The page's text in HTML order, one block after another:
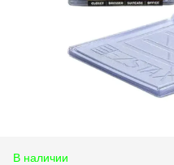
В наличии